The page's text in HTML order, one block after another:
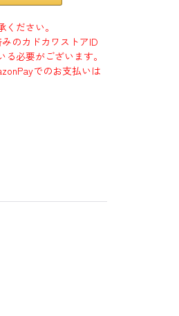
ださい。
のカドカワストアID
必要がございます。
でのお支払いは